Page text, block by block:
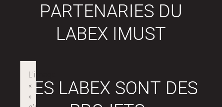
PARTENARIES DU
LABEX IMUST
LES LABEX SONT DES